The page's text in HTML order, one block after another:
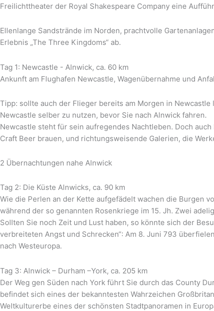
Freilichttheater der Royal Shakespeare Company eine
Ellenlange Sandstrände im Norden, prachtvolle
Erlebnis „The Three Kingdoms“ ab.
Tag 1: Newcastle - Alnwick, ca. 60 km
Ankunft am Flughafen Newcastle, Wagenübernahme und
Tipp: sollte auch der Flieger bereits am Morgen in
Newcastle selber zu nutzen, bevor Sie nach Alnwick fahren.
Newcastle steht für sein aufregendes Nachtleben. Doch
Craft Beer brauen, und richtungsweisende Galerien, die
2 Übernachtungen nahe Alnwick
Tag 2: Die Küste Alnwicks, ca. 90 km
Wie die Perlen an der Kette aufgefädelt wachen die Burgen
während der so genannten Rosenkriege im 15. Jh. Zwei
Sollten Sie noch Zeit und Lust haben, so könnte sich der
verbreiteten Angst und Schrecken“: Am 8. Juni 793
nach Westeuropa.
Tag 3: Alnwick – Durham –York, ca. 205 km
Der Weg gen Süden nach York führt Sie durch das County
befindet sich eines der bekanntesten Wahrzeichen
Weltkulturerbe eines der schönsten Stadtpanoramen in